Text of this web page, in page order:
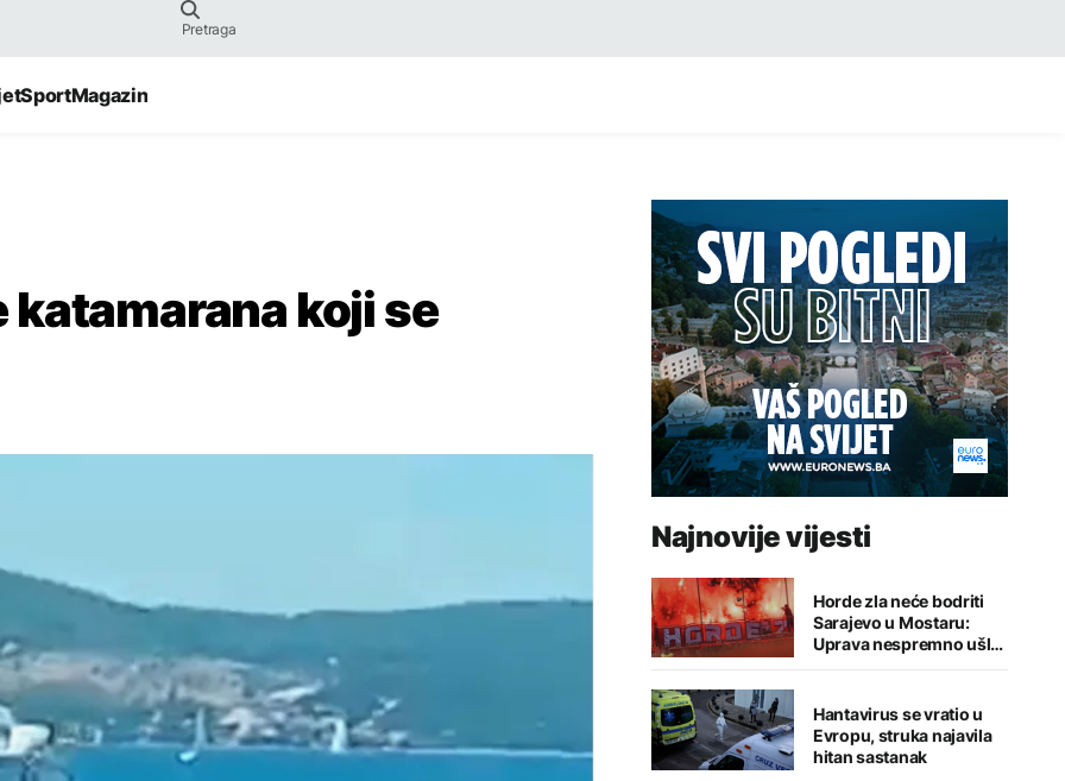
SportMagazin
koji se
Najnovije vijesti
Horde zla neće bodriti
Sarajevo u Mostaru:
Uprava nespremno ušla
u sezonu
Hantavirus se vratio u
Evropu, struka najavila
hitan sastanak